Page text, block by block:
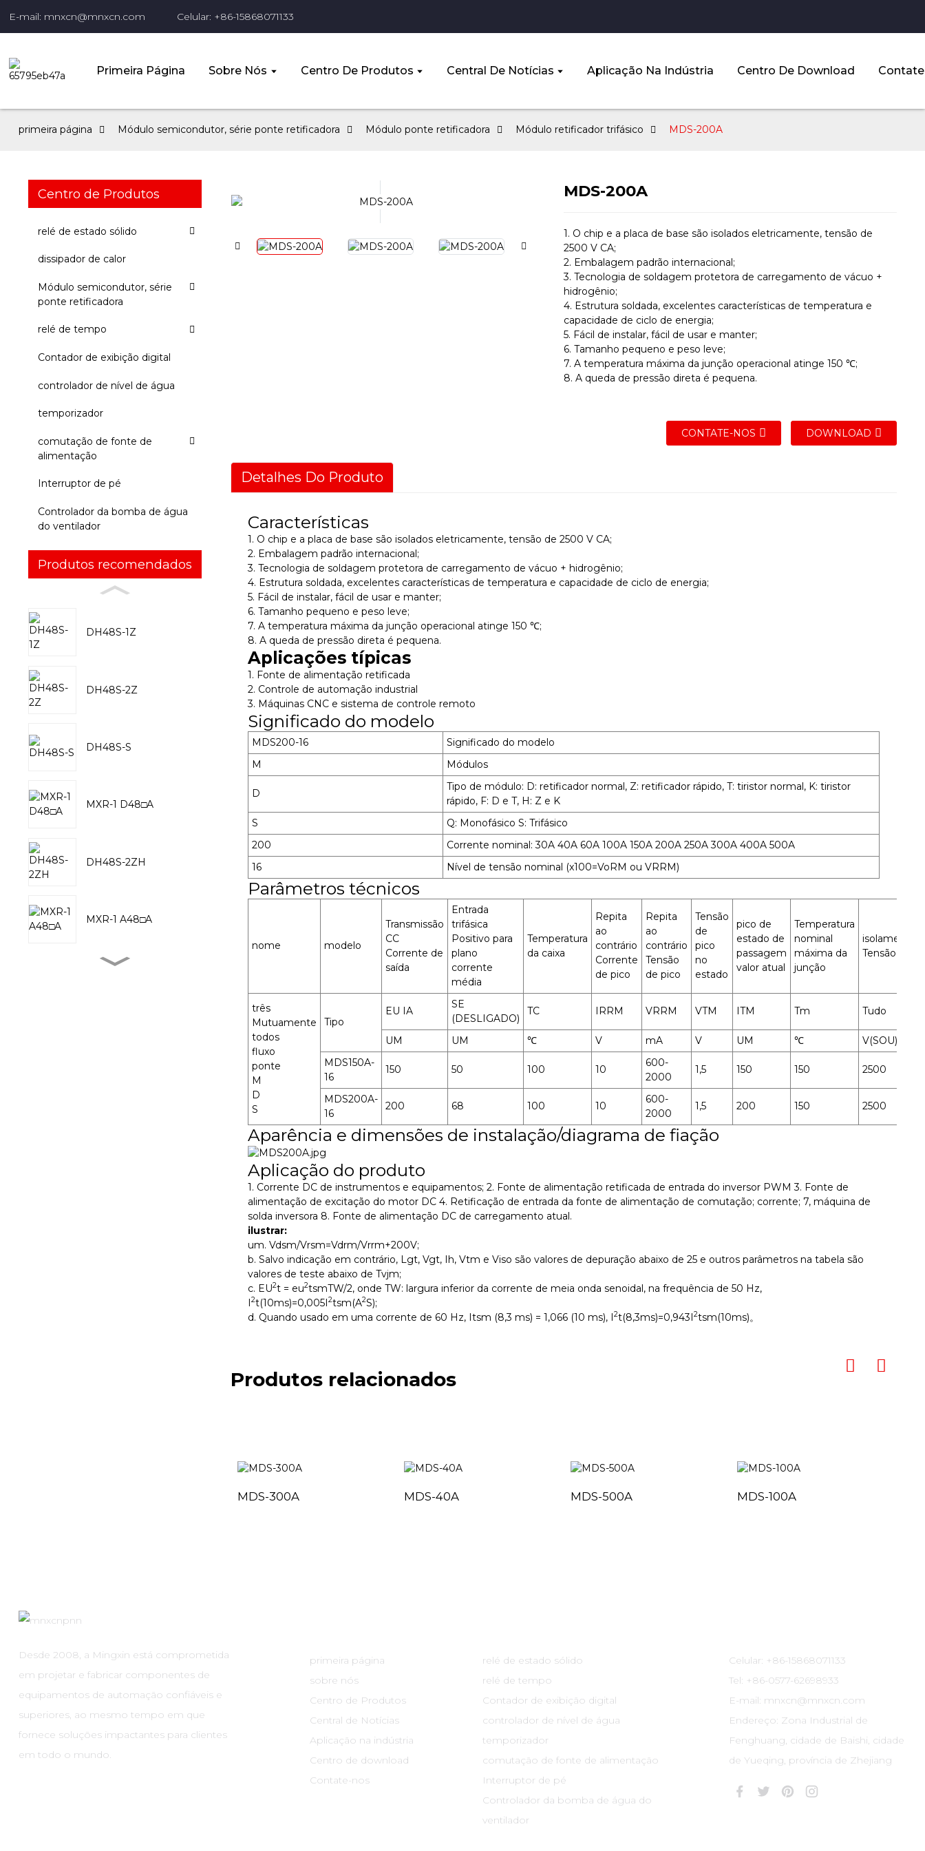
E-mail: mnxcn@mnxcn.com Celular: +86-15868071133
Primeira Página Sobre Nós Centro De Produtos Central De Notícias Aplicação Na Indústria Centro De Download
primeira página Módulo semicondutor, série ponte retificadora Módulo ponte retificadora Módulo retificador trifásico MDS-200A
Centro de Produtos
relé de estado sólido
dissipador de calor
Módulo semicondutor, série
ponte retificadora
relé de tempo
Contador de exibição digital
controlador de nível de água
temporizador
comutação de fonte de
alimentação
Interruptor de pé
Controlador da bomba de água
do ventilador
Produtos recomendados
DH48S-1Z
DH48S-2Z
DH48S-S
MXR-1 D48□A
DH48S-2ZH
MXR-1 A48□A
MDS-200A
1. O chip e a placa de base são isolados eletricamente, tensão de
2500 V CA;
2. Embalagem padrão internacional;
3. Tecnologia de soldagem protetora de carregamento de vácuo +
hidrogênio;
4. Estrutura soldada, excelentes características de temperatura e
capacidade de ciclo de energia;
5. Fácil de instalar, fácil de usar e manter;
6. Tamanho pequeno e peso leve;
7. A temperatura máxima da junção operacional atinge 150 ℃;
8. A queda de pressão direta é pequena.
CONTATE-NOS DOWNLOAD
Detalhes Do Produto
Características
1. O chip e a placa de base são isolados eletricamente, tensão de 2500 V CA;
2. Embalagem padrão internacional;
3. Tecnologia de soldagem protetora de carregamento de vácuo + hidrogênio;
4. Estrutura soldada, excelentes características de temperatura e capacidade de ciclo de energia;
5. Fácil de instalar, fácil de usar e manter;
6. Tamanho pequeno e peso leve;
7. A temperatura máxima da junção operacional atinge 150 ℃;
8. A queda de pressão direta é pequena.
Aplicações típicas
1. Fonte de alimentação retificada
2. Controle de automação industrial
3. Máquinas CNC e sistema de controle remoto
Significado do modelo
MDS200-16
Significado do modelo
M
Módulos
D
Tipo de módulo: D: retificador normal, Z: retificador rápido, T: tiristor normal, K: tiristor
rápido, F: D e T, H: Z e K
S
Q: Monofásico S: Trifásico
200
Corrente nominal: 30A 40A 60A 100A 150A 200A 250A 300A 400A 500A
16
Nível de tensão nominal (x100=VoRM ou VRRM)
Parâmetros técnicos
nome modelo
Transmissão
CC
Corrente de
saída
Entrada
trifásica
Positivo para
plano
corrente
média
Temperatura
da caixa
Repita
ao
contrário
Corrente
de pico
Repita
ao
contrário
Tensão
de pico
Tensão
de
pico
no
estado
pico de
estado de
passagem
valor atual
Temperatura
nominal
máxima da
junção
isolamento
Tensão
três
Mutuamente
todos
fluxo
ponte
M
D
S
Tipo
EU IA
SE
(DESLIGADO)
TC IRRM VRRM VTM ITM Tm Tudo
UM UM ℃ V mA V UM ℃ V(SOU)
MDS150A-
16
150 50 100 10
600-
2000
1,5 150 150 2500
MDS200A-
16
200 68 100 10
600-
2000
1,5 200 150 2500
Aparência e dimensões de instalação/diagrama de fiação
Aplicação do produto
1. Corrente DC de instrumentos e equipamentos; 2. Fonte de alimentação retificada de entrada do inversor PWM 3. Fonte de
alimentação de excitação do motor DC 4. Retificação de entrada da fonte de alimentação de comutação; corrente; 7, máquina de
solda inversora 8. Fonte de alimentação DC de carregamento atual.
ilustrar:
um. Vdsm/Vrsm=Vdrm/Vrrm+200V;
b. Salvo indicação em contrário, Lgt, Vgt, Ih, Vtm e Viso são valores de depuração abaixo de 25 e outros parâmetros na tabela são
valores de teste abaixo de Tvjm;
c. EU2t = eu2tsmTW/2, onde TW: largura inferior da corrente de meia onda senoidal, na frequência de 50 Hz,
I2t(10ms)=0,005I2tsm(A2S);
d. Quando usado em uma corrente de 60 Hz, Itsm (8,3 ms) = 1,066 (10 ms), I2t(8,3ms)=0,943I2tsm(10ms)。
Produtos relacionados
MDS-300A MDS-40A MDS-500A MDS-100A
Desde 2008, a Mingxin está comprometida
em projetar e fabricar componentes de
equipamentos de automação confiáveis ​​e
superiores, ao mesmo tempo em que
fornece soluções impactantes para clientes
em todo o mundo.
primeira página
sobre nós
Centro de Produtos
Central de Notícias
Aplicação na indústria
Centro de download
Contate-nos
relé de estado sólido
relé de tempo
Contador de exibição digital
controlador de nível de água
temporizador
comutação de fonte de alimentação
Interruptor de pé
Controlador da bomba de água do
ventilador
Celular: +86-15868071133
Tel: +86-0577-62698933
E-mail: mnxcn@mnxcn.com
Endereço: Zona Industrial de
Fenghuang, cidade de Baishi, cidade
de Yueqing, província de Zhejiang